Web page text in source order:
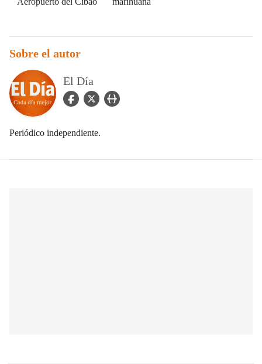
Sobre el autor
El Día
facebook Icon
twitter Iconuser_url Icon
Periódico independiente.